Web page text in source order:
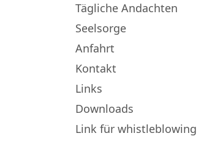
Tägliche Andachten
Seelsorge
Anfahrt
Kontakt
Links
Downloads
Link für whistleblowing